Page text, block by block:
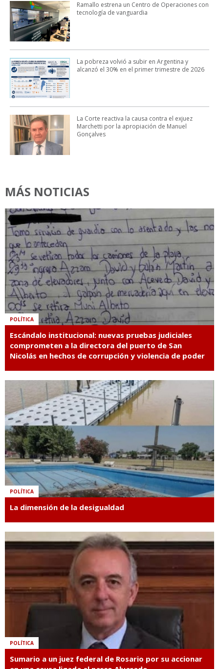
Ramallo estrena un Centro de Operaciones con
tecnología de vanguardia
La pobreza volvió a subir en Argentina y
alcanzó el 30% en el primer trimestre de 2026
La Corte reactiva la causa contra el exjuez
Marchetti por la apropiación de Manuel
Gonçalves
MÁS NOTICIAS
POLÍTICA
Escándalo institucional: nuevas pruebas judiciales
comprometen a la directora del puerto de San
Nicolás en hechos de corrupción y violencia de poder
POLÍTICA
La dimensión de la desigualdad
POLÍTICA
Sumario a un juez federal de Rosario por su accionar